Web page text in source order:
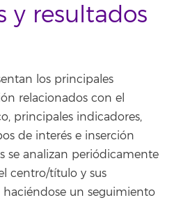
y resultados
los principales
relacionados con el
principales indicadores,
de interés e inserción
se analizan periódicamente
centro/título y sus
un seguimiento